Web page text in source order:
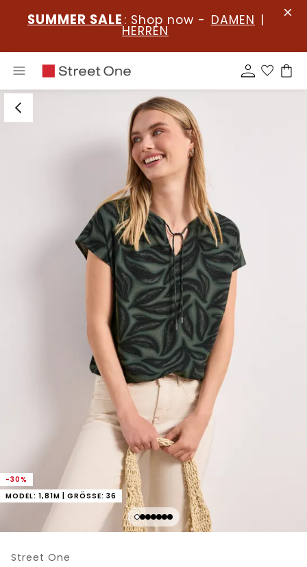
SUMMER SALE : Shop now - DAMEN |
HERREN
-30%
MODEL: 1,81M | GRÖSSE: 36
Street One